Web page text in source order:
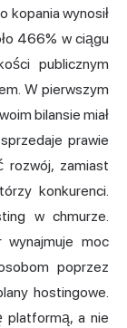
kopania wynosił
466% w ciągu
publicznym
W pierwszym
bilansie miał
prawie
rozwój, zamiast
konkurenci.
w chmurze.
moc
poprzez
hostingowe.
platformą, a nie